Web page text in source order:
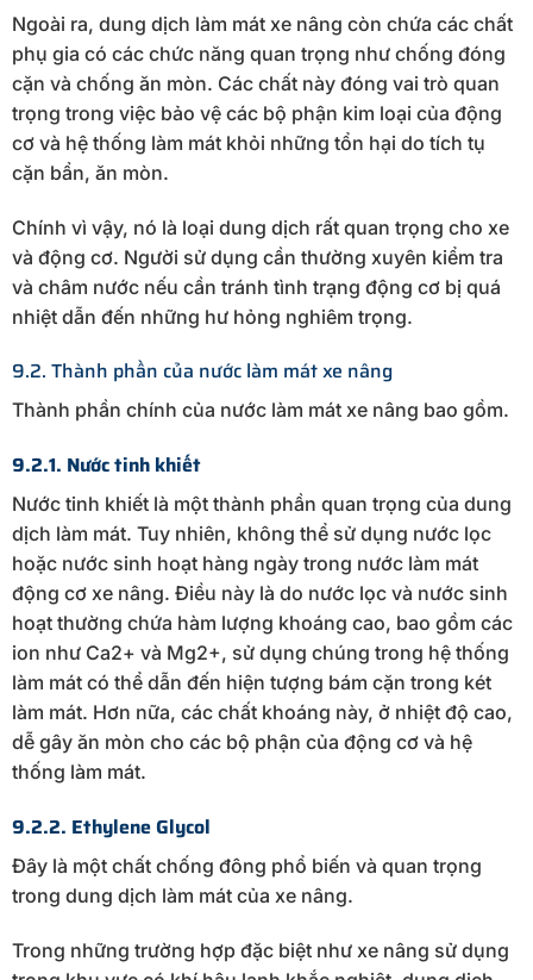
Ngoài ra, dung dịch làm mát xe nâng còn chứa các chất
phụ gia có các chức năng quan trọng như chống đóng
cặn và chống ăn mòn. Các chất này đóng vai trò quan
trọng trong việc bảo vệ các bộ phận kim loại của động
cơ và hệ thống làm mát khỏi những tổn hại do tích tụ
cặn bẩn, ăn mòn.
Chính vì vậy, nó là loại dung dịch rất quan trọng cho xe
và động cơ. Người sử dụng cần thường xuyên kiểm tra
và châm nước nếu cần tránh tình trạng động cơ bị quá
nhiệt dẫn đến những hư hỏng nghiêm trọng.
9.2. Thành phần của nước làm mát xe nâng
Thành phần chính của nước làm mát xe nâng bao gồm.
9.2.1. Nước tinh khiết
Nước tinh khiết là một thành phần quan trọng của dung
dịch làm mát. Tuy nhiên, không thể sử dụng nước lọc
hoặc nước sinh hoạt hàng ngày trong nước làm mát
động cơ xe nâng. Điều này là do nước lọc và nước sinh
hoạt thường chứa hàm lượng khoáng cao, bao gồm các
ion như Ca2+ và Mg2+, sử dụng chúng trong hệ thống
làm mát có thể dẫn đến hiện tượng bám cặn trong két
làm mát. Hơn nữa, các chất khoáng này, ở nhiệt độ cao,
dễ gây ăn mòn cho các bộ phận của động cơ và hệ
thống làm mát.
9.2.2. Ethylene Glycol
Đây là một chất chống đông phổ biến và quan trọng
trong dung dịch làm mát của xe nâng.
Trong những trường hợp đặc biệt như xe nâng sử dụng